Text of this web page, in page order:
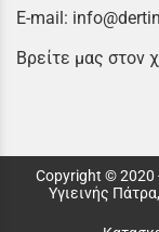
E-mail:
Βρείτε μας στον
Copyright © 2020
Υγιεινής